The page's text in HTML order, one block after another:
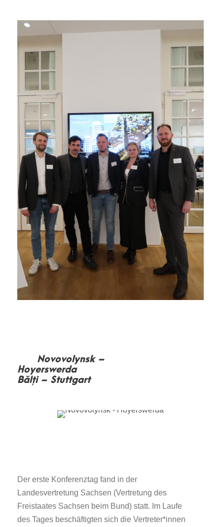
Novovolynsk –
Hoyerswerda
Bălți – Stuttgart
Der erste Konferenztag fand in der
Landesvertretung Sachsen (Vertretung des
Freistaates Sachsen beim Bund) statt. Im Laufe
des Tages beschäftigten sich die Vertreter*innen